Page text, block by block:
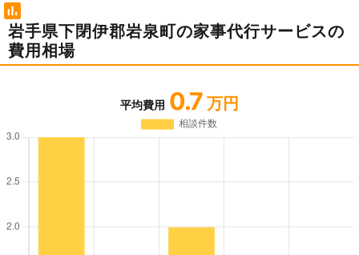
岩手県下閉伊郡岩泉町の家事代行サービスの
費用相場
平均費用 0.7 万円